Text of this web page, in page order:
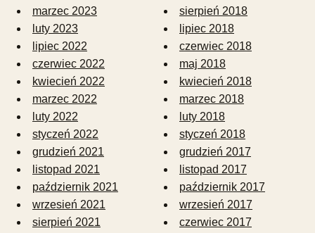
marzec 2023
luty 2023
lipiec 2022
czerwiec 2022
kwiecień 2022
marzec 2022
luty 2022
styczeń 2022
grudzień 2021
listopad 2021
październik 2021
wrzesień 2021
sierpień 2021
sierpień 2018
lipiec 2018
czerwiec 2018
maj 2018
kwiecień 2018
marzec 2018
luty 2018
styczeń 2018
grudzień 2017
listopad 2017
październik 2017
wrzesień 2017
czerwiec 2017